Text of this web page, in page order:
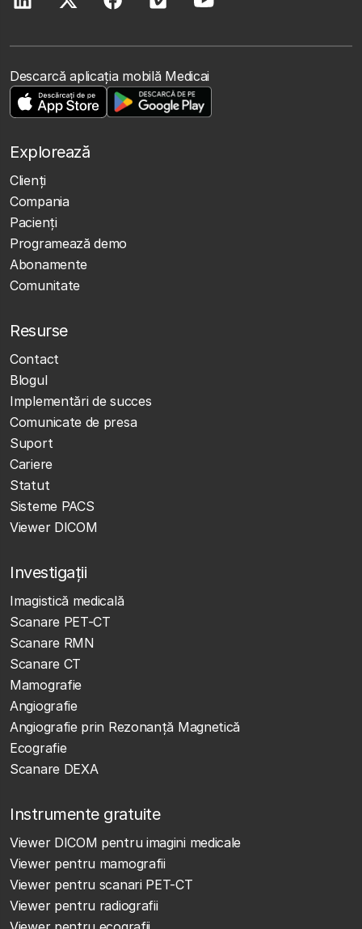
Descarcă aplicația mobilă Medicai
Explorează
Clienţi
Compania
Pacienți
Programează demo
Abonamente
Comunitate
Resurse
Contact
Blogul
Implementări de succes
Comunicate de presa
Suport
Cariere
Statut
Sisteme PACS
Viewer DICOM
Investigații
Imagistică medicală
Scanare PET-CT
Scanare RMN
Scanare CT
Mamografie
Angiografie
Angiografie prin Rezonanță Magnetică
Ecografie
Scanare DEXA
Instrumente gratuite
Viewer DICOM pentru imagini medicale
Viewer pentru mamografii
Viewer pentru scanari PET-CT
Viewer pentru radiografii